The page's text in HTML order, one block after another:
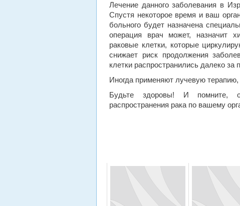
Лечение данного заболевания в
Спустя некоторое время и ваш
больного будет назначена
операция врач может, назначит
раковые клетки, которые
снижает риск продолжения
клетки распространились далеко
Иногда применяют лучевую
Будьте здоровы! И помните,
распространения рака по вашему